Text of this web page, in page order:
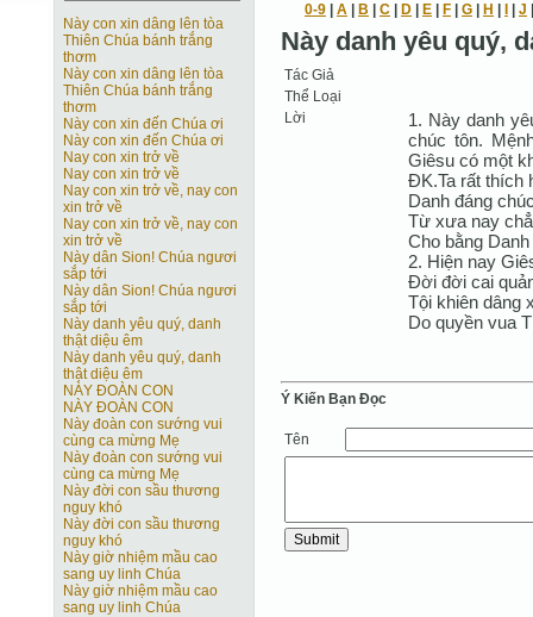
Này con xin dâng lên tòa
Thiên Chúa bánh trắng
thơm
Này con xin dâng lên tòa
Thiên Chúa bánh trắng
thơm
Này con xin đến Chúa ơi
Này con xin đến Chúa ơi
Nay con xin trở về
Nay con xin trở về
Nay con xin trở về, nay con
xin trở về
Nay con xin trở về, nay con
xin trở về
Này dân Sion! Chúa ngươi
sắp tới
Này dân Sion! Chúa ngươi
sắp tới
Này danh yêu quý, danh
thật diệu êm
Này danh yêu quý, danh
thật diệu êm
NÀY ĐOÀN CON
NÀY ĐOÀN CON
Này đoàn con sướng vui
cùng ca mừng Mẹ
Này đoàn con sướng vui
cùng ca mừng Mẹ
Này đời con sầu thương
nguy khó
Này đời con sầu thương
nguy khó
Này giờ nhiệm mầu cao
sang uy linh Chúa
Này giờ nhiệm mầu cao
sang uy linh Chúa
0-9 A B C D E F G H J
Này danh yêu quý,
Tác Giả
Thể Loại
Lời
1. Này danh
chúc tôn.
Giêsu có một
ĐK.Ta rất thích
Danh đáng
Từ xưa nay
Cho bằng
2. Hiện nay
Đời đời cai
Tội khiên dâng
Do quyền vua
Ý Kiến Bạn Ðọc
Tên